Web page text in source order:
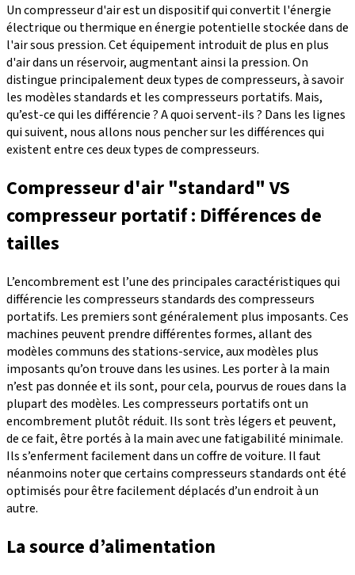
Un compresseur d'air est un dispositif qui convertit l'énergie
électrique ou thermique en énergie potentielle stockée dans de
l'air sous pression. Cet équipement introduit de plus en plus
d'air dans un réservoir, augmentant ainsi la pression. On
distingue principalement deux types de compresseurs, à savoir
les modèles standards et les compresseurs portatifs. Mais,
qu’est-ce qui les différencie ? A quoi servent-ils ? Dans les lignes
qui suivent, nous allons nous pencher sur les différences qui
existent entre ces deux types de compresseurs.
Compresseur d'air "standard" VS
compresseur portatif : Différences de
tailles
L’encombrement est l’une des principales caractéristiques qui
différencie les compresseurs standards des compresseurs
portatifs. Les premiers sont généralement plus imposants. Ces
machines peuvent prendre différentes formes, allant des
modèles communs des stations-service, aux modèles plus
imposants qu’on trouve dans les usines. Les porter à la main
n’est pas donnée et ils sont, pour cela, pourvus de roues dans la
plupart des modèles. Les compresseurs portatifs ont un
encombrement plutôt réduit. Ils sont très légers et peuvent,
de ce fait, être portés à la main avec une fatigabilité minimale.
Ils s’enferment facilement dans un coffre de voiture. Il faut
néanmoins noter que certains compresseurs standards ont été
optimisés pour être facilement déplacés d’un endroit à un
autre.
La source d’alimentation